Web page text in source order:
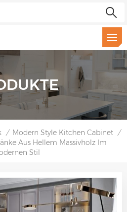
/ Modern Style Kitchen Cabinet /
Aus Hellem Massivholz Im
Stil